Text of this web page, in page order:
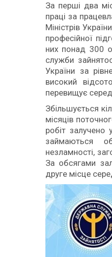
За перші два
праці за
Міністрів
професійної
них понад 300
служби
України за
високий
перевищує
Збільшується
місяців
робіт залучено
займаються
незламності,
За обсягами
друге місце